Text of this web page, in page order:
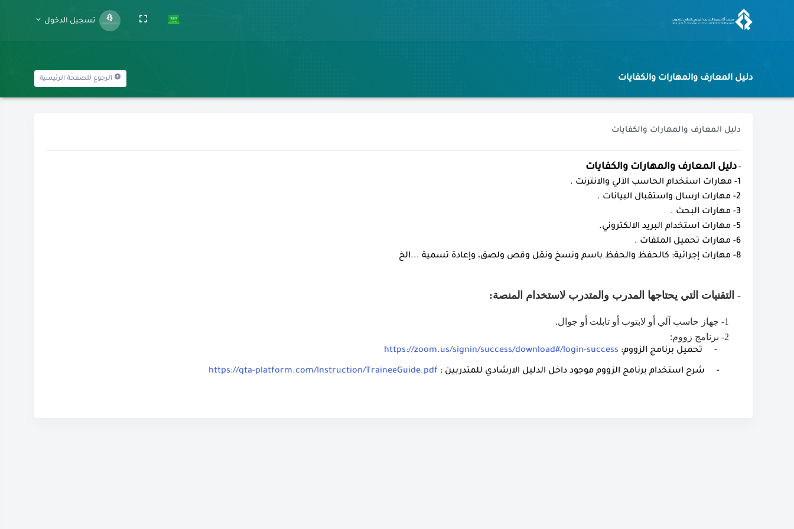
تسجيل الدخول
دليل المعارف والمهارات والكفايات الرجوع للصفحة الرئيسية
دليل المعارف والمهارات والكفايات
- دليل المعارف والمهارات والكفايات
1- مهارات استخدام الحاسب الآلي والانترنت .
2- مهارات ارسال واستقبال البيانات .
3- مهارات البحث .
5- مهارات استخدام البريد الالكتروني.
6- مهارات تحميل الملفات .
8- مهارات إجرائية: كالحفظ والحفظ باسم ونسخ ونقل وقص ولصق،
وإعادة تسمية ...الخ
- التقنيات التي يحتاجها المدرب والمتدرب لاستخدام المنصة:
- تحميل برنامج الزووم: https://zoom.us/signin/success/download#/login-success
- شرح استخدام برنامج الزووم موجود داخل الدليل الارشادي للمتدربين : https://qta-platform.com/Instruction/TraineeGuide.pdf